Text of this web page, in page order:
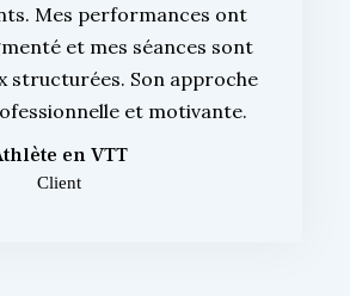
Mes performances ont
et mes séances sont
structurées. Son approche
et motivante.
en VTT
Client